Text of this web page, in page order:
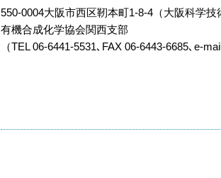
550-0004大阪市西区靭本町1-8-4（大阪科学技
有機合成化学協会関西支部
（TEL 06-6441-5531､FAX 06-6443-6685､e-